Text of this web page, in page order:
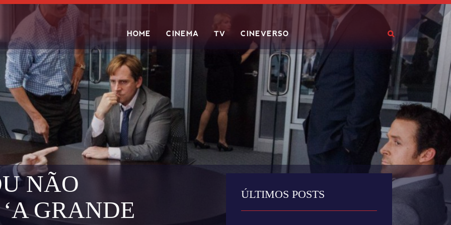
HOME CINEMA TV CINEVERSO
Search
NÃO
GRANDE
ÚLTIMOS POSTS